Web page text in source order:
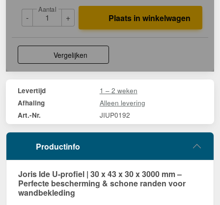
-
Aantal
+ Plaats in winkelwagen
Vergelijken
Levertijd 1 – 2 weken
Afhaling Alleen levering
Art.-Nr. JIUP0192
Productinfo
Joris Ide U-profiel | 30 x 43 x 30 x 3000 mm –
Perfecte bescherming & schone randen voor
wandbekleding